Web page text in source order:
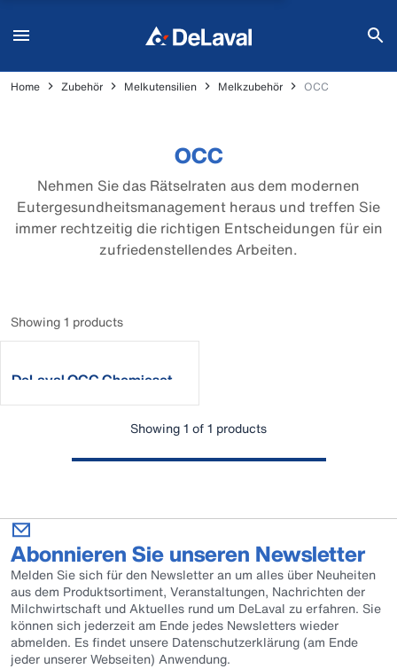
Home Zubehör Melkutensilien Melkzubehör OCC
OCC
Nehmen Sie das Rätselraten aus dem modernen
Eutergesundheitsmanagement heraus und treffen Sie
immer rechtzeitig die richtigen Entscheidungen für ein
zufriedenstellendes Arbeiten.
Showing 1 products
DeLaval OCC Chemieset
Showing 1 of 1 products
Abonnieren Sie unseren Newsletter
Melden Sie sich für den Newsletter an um alles über Neuheiten
aus dem Produktsortiment, Veranstaltungen, Nachrichten der
Milchwirtschaft und Aktuelles rund um DeLaval zu erfahren. Sie
können sich jederzeit am Ende jedes Newsletters wieder
abmelden. Es findet unsere Datenschutzerklärung (am Ende
jeder unserer Webseiten) Anwendung.